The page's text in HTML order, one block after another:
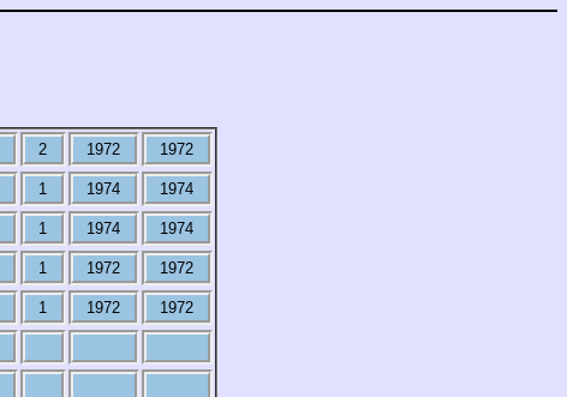
2 1972 1972
1 1974 1974
1 1974 1974
1 1972 1972
1 1972 1972